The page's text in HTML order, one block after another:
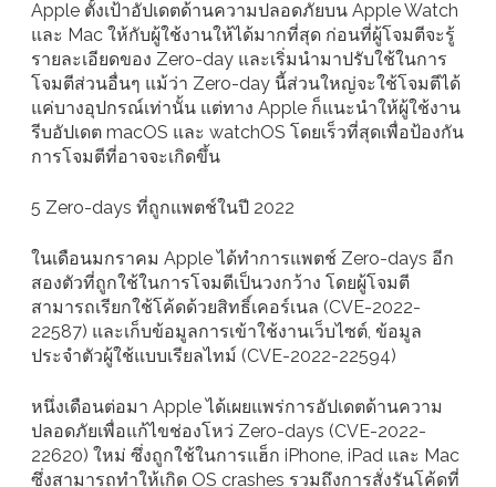
Apple ตั้งเป้าอัปเดตด้านความปลอดภัยบน Apple Watch
และ Mac ให้กับผู้ใช้งานให้ได้มากที่สุด ก่อนที่ผู้โจมตีจะรู้
รายละเอียดของ Zero-day และเริ่มนำมาปรับใช้ในการ
โจมตีส่วนอื่นๆ แม้ว่า Zero-day นี้ส่วนใหญ่จะใช้โจมตีได้
แค่บางอุปกรณ์เท่านั้น แต่ทาง Apple ก็แนะนำให้ผู้ใช้งาน
รีบอัปเดต macOS และ watchOS โดยเร็วที่สุดเพื่อป้องกัน
การโจมตีที่อาจจะเกิดขึ้น
5 Zero-days ที่ถูกแพตช์ในปี 2022
ในเดือนมกราคม Apple ได้ทำการแพตช์ Zero-days อีก
สองตัวที่ถูกใช้ในการโจมตีเป็นวงกว้าง โดยผู้โจมตี
สามารถเรียกใช้โค้ดด้วยสิทธิ์เคอร์เนล (CVE-2022-
22587) และเก็บข้อมูลการเข้าใช้งานเว็บไซต์, ข้อมูล
ประจำตัวผู้ใช้แบบเรียลไทม์ (CVE-2022-22594)
หนึ่งเดือนต่อมา Apple ได้เผยแพร่การอัปเดตด้านความ
ปลอดภัยเพื่อแก้ไขช่องโหว่ Zero-days (CVE-2022-
22620) ใหม่ ซึ่งถูกใช้ในการแฮ็ก iPhone, iPad และ Mac
ซึ่งสามารถทำให้เกิด OS crashes รวมถึงการสั่งรันโค้ดที่